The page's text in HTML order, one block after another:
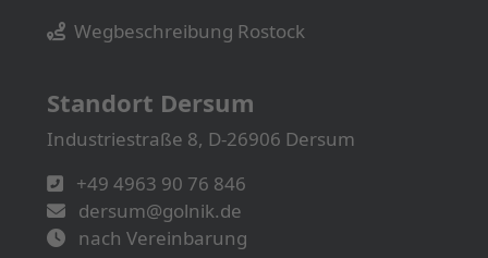
Wegbeschreibung Rostock
Standort Dersum
Industriestraße 8, D-26906 Dersum
+49 4963 90 76 846
dersum@golnik.de
nach Vereinbarung